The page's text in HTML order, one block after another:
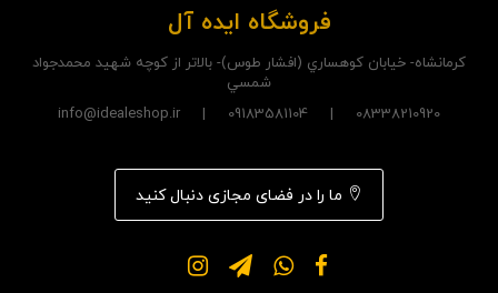
فروشگاه ایده آل
کرمانشاه- خيابان کوهساري (افشار طوس)- بالاتر از کوچه شهيد محمدجواد
شمسي
08338210920 | 09183581104 | info@idealeshop.ir
ما را در فضای مجازی دنبال کنید